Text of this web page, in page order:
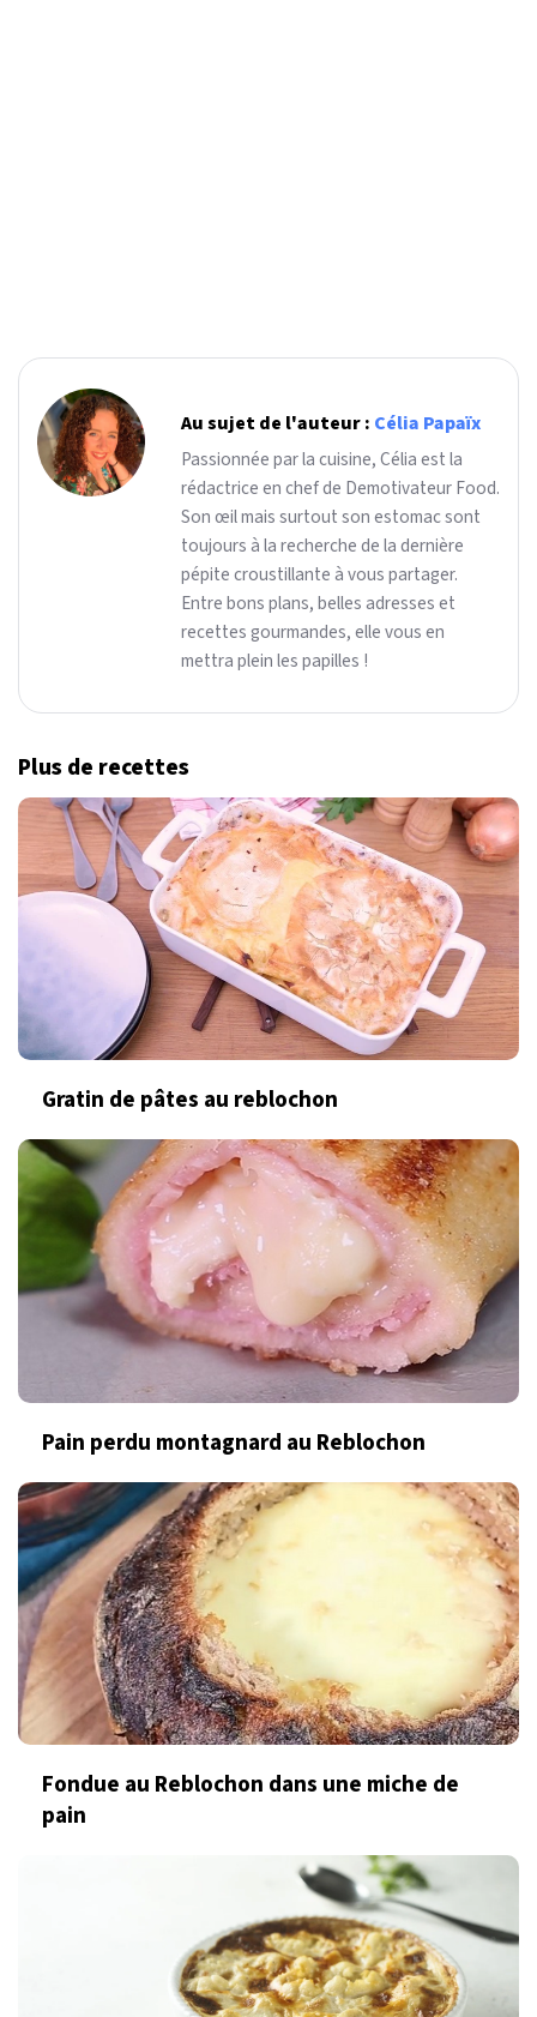
Au sujet de l'auteur : Célia Papaïx
Passionnée par la cuisine, Célia est la
rédactrice en chef de Demotivateur Food.
Son œil mais surtout son estomac sont
toujours à la recherche de la dernière
pépite croustillante à vous partager.
Entre bons plans, belles adresses et
recettes gourmandes, elle vous en
mettra plein les papilles !
Plus de recettes
Gratin de pâtes au reblochon
Pain perdu montagnard au Reblochon
Fondue au Reblochon dans une miche de
pain